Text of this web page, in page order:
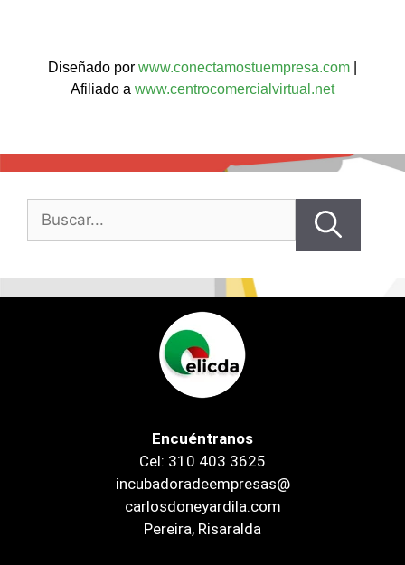
Diseñado por www.conectamostuempresa.com
Afiliado a www.centrocomercialvirtual.net
Encuéntranos
Cel: 310 403 3625
incubadoradeempresas@
carlosdoneyardila.com
Pereira, Risaralda